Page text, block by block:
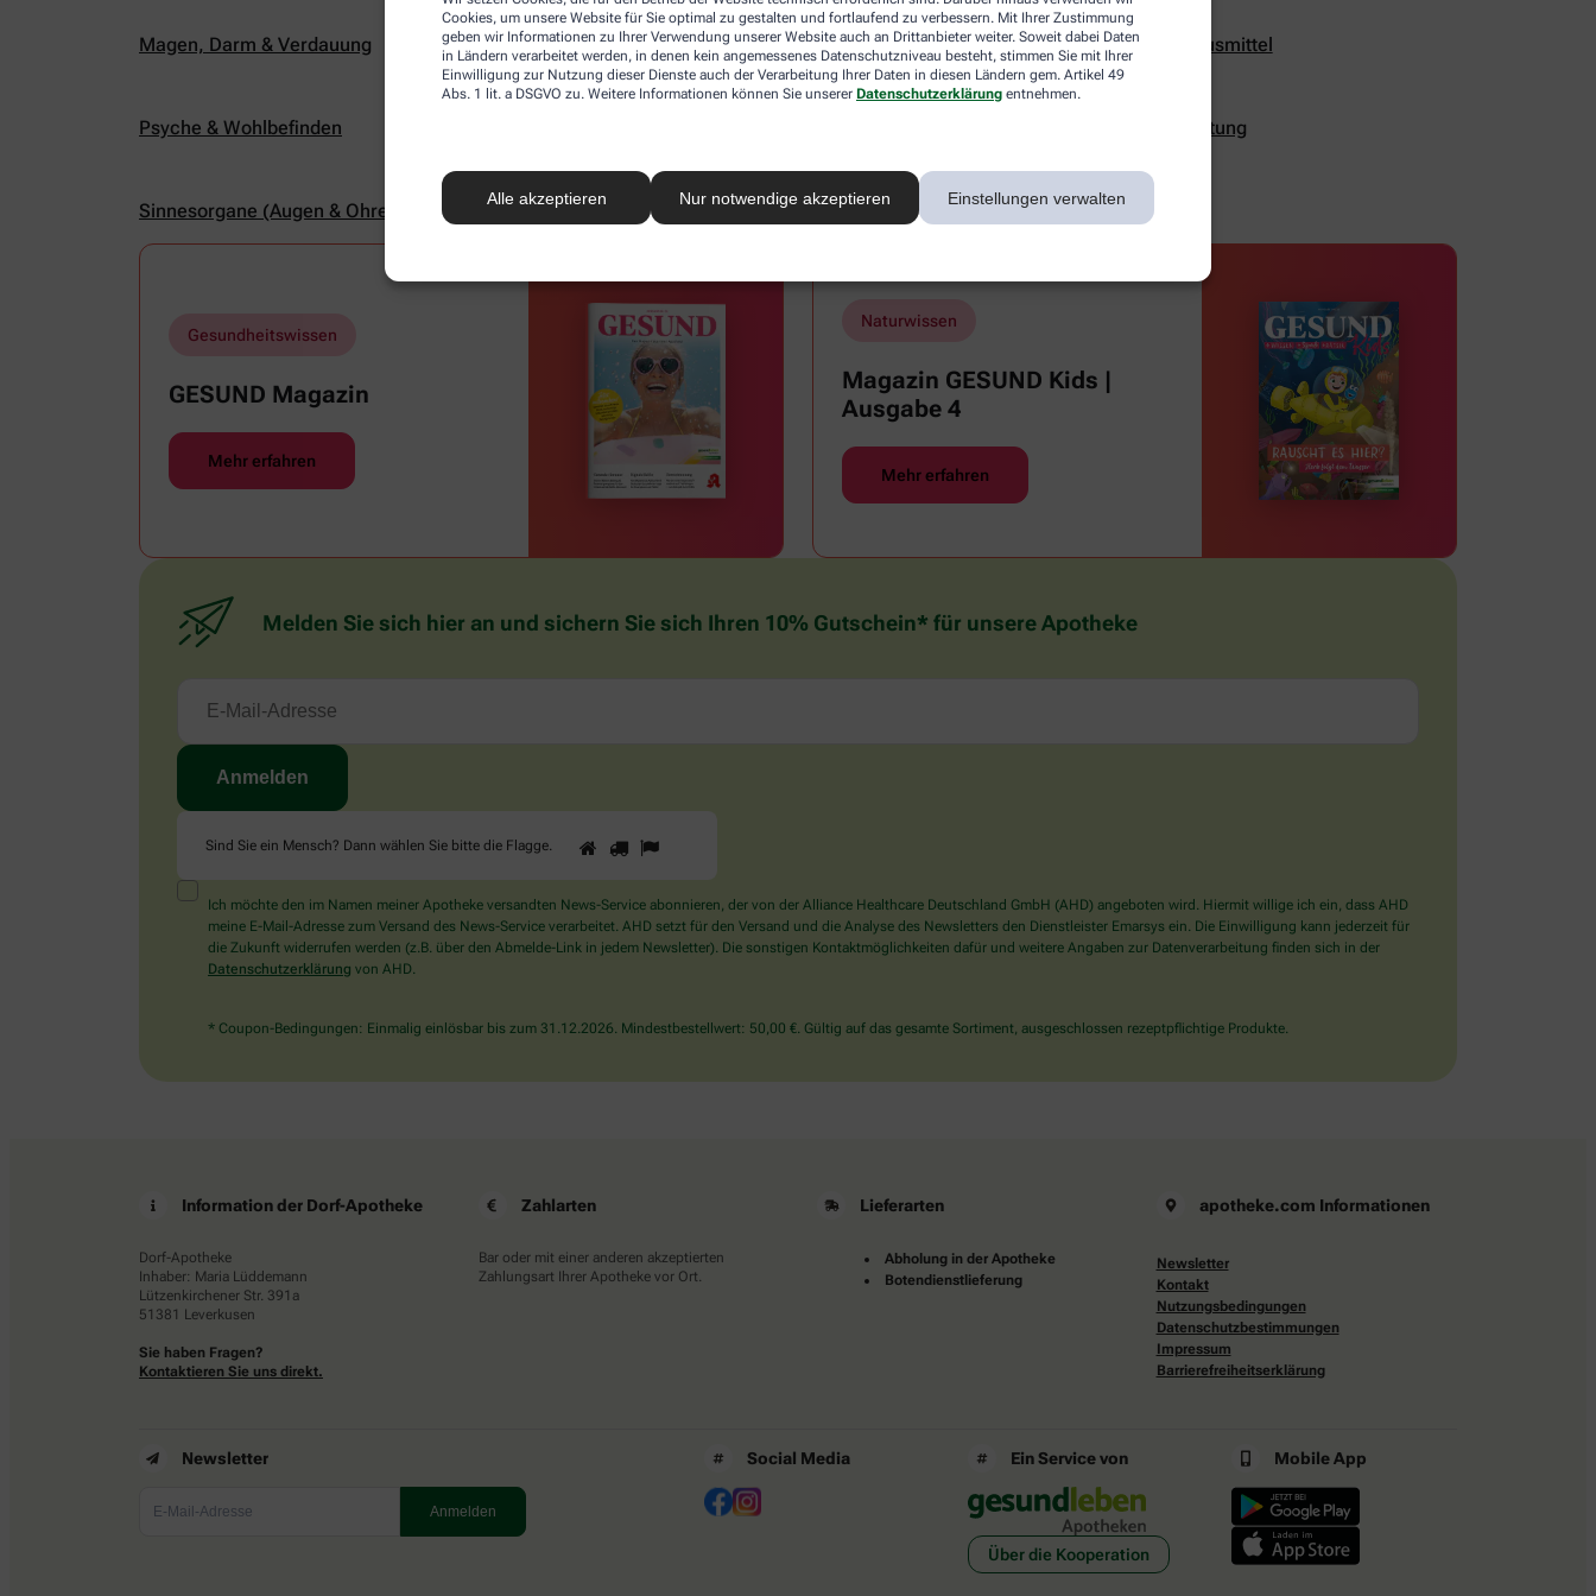
Cookies, um unsere Website für Sie optimal zu gestalten und fortlaufend zu verbessern. Mit Ihrer Zustimmung
geben wir Informationen zu Ihrer Verwendung unserer Website auch an Drittanbieter weiter. Soweit dabei Daten
in Ländern verarbeitet werden, in denen kein angemessenes Datenschutzniveau besteht, stimmen Sie mit Ihrer
Einwilligung zur Nutzung dieser Dienste auch der Verarbeitung Ihrer Daten in diesen Ländern gem. Artikel 49
Abs. 1 lit. a DSGVO zu. Weitere Informationen können Sie unserer Datenschutzerklärung entnehmen.
Alle akzeptieren Nur notwendige akzeptieren Einstellungen verwalten
Magen, Darm & Verdauung Männermedizin Naturheilmittel & Hausmittel
Psyche & Wohlbefinden Sexualität und Verhütung
Sinnesorgane (Augen & Ohren) Zähne und Mundgesundheit
Gesundheitswissen
GESUND Magazin
Mehr erfahren
Naturwissen
Magazin GESUND Kids |
Ausgabe 4
Mehr erfahren
Melden Sie sich hier an und sichern Sie sich Ihren 10% Gutschein* für unsere Apotheke
Sind Sie ein Mensch? Dann wählen Sie bitte die Flagge
Sind
Sie
Mensch?
Dann
wählen
Flagge.
1 2
Ich möchte den im Namen meiner Apotheke versandten News-Service abonnieren, der von der Alliance Healthcare Deutschland GmbH (AHD) angeboten wird. Hiermit willige ich ein, dass AHD
meine E-Mail-Adresse zum Versand des News-Service verarbeitet. AHD setzt für den Versand und die Analyse des Newsletters den Dienstleister Emarsys ein. Die Einwilligung kann jederzeit für
die Zukunft widerrufen werden (z.B. über den Abmelde-Link in jedem Newsletter). Die sonstigen Kontaktmöglichkeiten dafür und weitere Angaben zur Datenverarbeitung finden sich in der
Datenschutzerklärung von AHD.
* Coupon-Bedingungen: Einmalig einlösbar bis zum 31.12.2026. Mindestbestellwert: 50,00 €. Gültig auf das gesamte Sortiment, ausgeschlossen rezeptpflichtige Produkte.
Information der Dorf-Apotheke
Dorf-Apotheke
Inhaber: Maria Lüddemann
Lützenkirchener Str. 391a
51381 Leverkusen
Sie haben Fragen?
Kontaktieren Sie uns direkt.
Zahlarten
Bar oder mit einer anderen akzeptierten
Zahlungsart Ihrer Apotheke vor Ort.
Lieferarten
Abholung in der Apotheke
Botendienstlieferung
apotheke.com Informationen
Newsletter
Kontakt
Nutzungsbedingungen
Datenschutzbestimmungen
Impressum
Barrierefreiheitserklärung
Newsletter Social Media Ein Service von
Über die Kooperation
Mobile App